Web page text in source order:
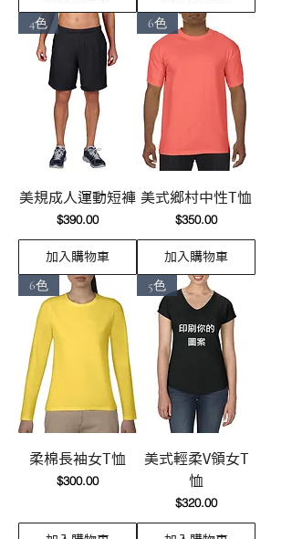
4色
美規成人運動短褲
價格
$390.00
加入購物車
6色
美式鄉村中性T恤
價格
$350.00
加入購物車
6色
柔棉長袖女T恤
價格
$300.00
5色
美式輕柔V領女T
恤
價格
$320.00